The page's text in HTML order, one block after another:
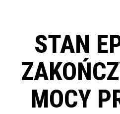
STAN
MOCY